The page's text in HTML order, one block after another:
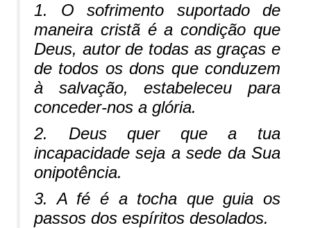
1. O sofrimento suportado de
maneira cristã é a condição que
Deus, autor de todas as graças e
de todos os dons que conduzem
à salvação, estabeleceu para
conceder-nos a glória.
2. Deus quer que a tua
incapacidade seja a sede da Sua
onipotência.
3. A fé é a tocha que guia os
passos dos espíritos desolados.